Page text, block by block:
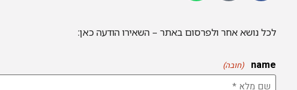
לכל נושא אחר ולפרסום באתר – השאירו הודעה כאן:
name (חובה)